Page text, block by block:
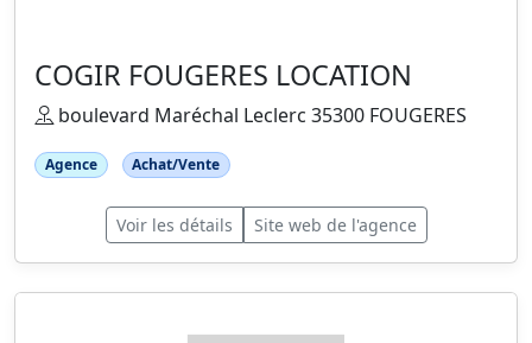
COGIR FOUGERES LOCATION
boulevard Maréchal Leclerc 35300 FOUGERES
Agence Achat/Vente
Voir les détails Site web de l'agence